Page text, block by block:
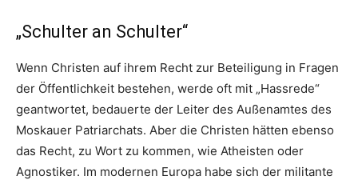
„Schulter an Schulter“
Wenn Christen auf ihrem Recht zur Beteiligung in Fragen
der Öffentlichkeit bestehen, werde oft mit „Hassrede“
geantwortet, bedauerte der Leiter des Außenamtes des
Moskauer Patriarchats. Aber die Christen hätten ebenso
das Recht, zu Wort zu kommen, wie Atheisten oder
Agnostiker. Im modernen Europa habe sich der militante